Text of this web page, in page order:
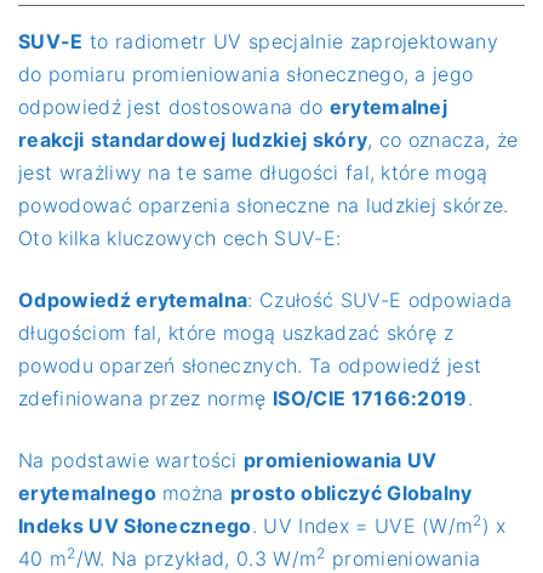
SUV-E to radiometr UV specjalnie zaprojektowany
do pomiaru promieniowania słonecznego, a jego
odpowiedź jest dostosowana do erytemalnej
reakcji standardowej ludzkiej skóry, co oznacza, że
jest wrażliwy na te same długości fal, które mogą
powodować oparzenia słoneczne na ludzkiej skórze.
Oto kilka kluczowych cech SUV-E:
Odpowiedź erytemalna: Czułość SUV-E odpowiada
długościom fal, które mogą uszkadzać skórę z
powodu oparzeń słonecznych. Ta odpowiedź jest
zdefiniowana przez normę ISO/CIE 17166:2019.
Na podstawie wartości promieniowania UV
erytemalnegomożna prosto obliczyć Globalny
Indeks UV Słonecznego. UV Index = UVE (W/m2) x
40 m2/W. Na przykład, 0.3 W/m2 promieniowania